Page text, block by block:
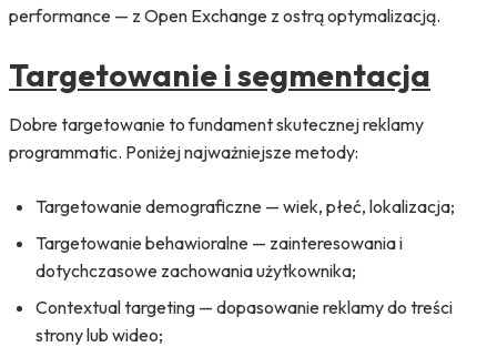
performance — z Open Exchange z ostrą optymalizacją.
Targetowanie i segmentacja
Dobre targetowanie to fundament skutecznej reklamy
programmatic. Poniżej najważniejsze metody:
Targetowanie demograficzne — wiek, płeć, lokalizacja;
Targetowanie behawioralne — zainteresowania i
dotychczasowe zachowania użytkownika;
Contextual targeting — dopasowanie reklamy do treści
strony lub wideo;